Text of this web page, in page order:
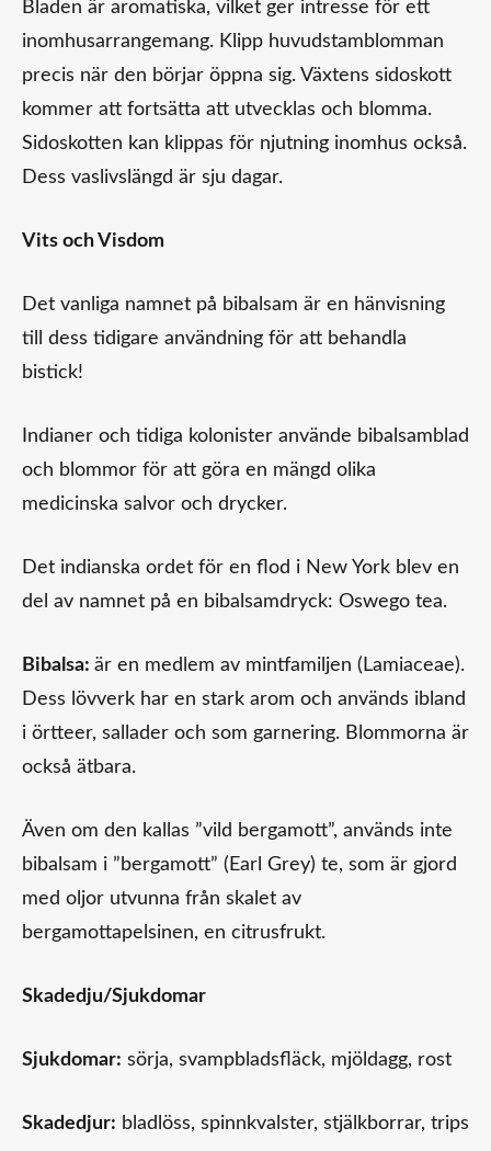
Bladen är aromatiska, vilket ger intresse för ett
inomhusarrangemang. Klipp huvudstamblomman
precis när den börjar öppna sig. Växtens sidoskott
kommer att fortsätta att utvecklas och blomma.
Sidoskotten kan klippas för njutning inomhus också.
Dess vaslivslängd är sju dagar.
Vits och Visdom
Det vanliga namnet på bibalsam är en hänvisning
till dess tidigare användning för att behandla
bistick!
Indianer och tidiga kolonister använde bibalsamblad
och blommor för att göra en mängd olika
medicinska salvor och drycker.
Det indianska ordet för en flod i New York blev en
del av namnet på en bibalsamdryck: Oswego tea.
Bibalsa: är en medlem av mintfamiljen (Lamiaceae).
Dess lövverk har en stark arom och används ibland
i örtteer, sallader och som garnering. Blommorna är
också ätbara.
Även om den kallas ”vild bergamott”, används inte
bibalsam i ”bergamott” (Earl Grey) te, som är gjord
med oljor utvunna från skalet av
bergamottapelsinen, en citrusfrukt.
Skadedju/Sjukdomar
Sjukdomar: sörja, svampbladsfläck, mjöldagg, rost
Skadedjur: bladlöss, spinnkvalster, stjälkborrar, trips